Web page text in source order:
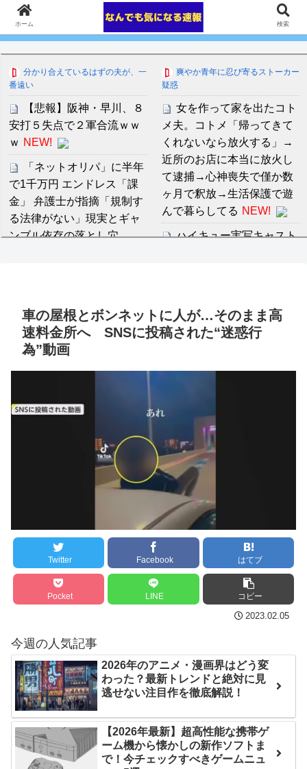
分かり合えているはずの夫が、一
番遠い
【悲報】阪神・早川、８
安打５失点で２軍合流ｗｗ
ｗ NEW!
「ネットオリパ」に半年
で1千万円 エンドレス「課
金」 弁護士が指摘「規制す
る法律がない」現実とギャ
ンブル依存の落とし穴
NEW!
【朗報】へずまりゅう、
熊本被災地でボランティア
活動をして皆を笑顔にする
ｗ NEW!
量に入ってくると市場から
駆逐されかねないからな。
自由な市場が原則とは言
クレバテスⅡ-魔獣の王と
偽りの勇者伝承- 第4話 感
想：敵を探すよりトアの書
を餌に誘き出す作戦！
分からないらしい
日本が北朝鮮に辛勝し二
次予選3連勝も、海外ファン
は采配に辛辣「おそろしい
内容の後半」「今日の森保
はチキン」
爽やか青年に忍び寄るストーカー
疑惑
女を作って家を出たコト
メ夫。コトメ「帰ってきて
くれないなら放火する」→
近所のお店に本当に放火し
て逮捕→心神喪失で僅か数
ヶ月で釈放→生活保護で遊
んで暮らしてる NEW!
ハイキュー実写キャスト
の大迫力白おっぱい！！
セ・リーグ出塁回数ラン
8/3まで
Ｗ杯１次Ｌ敗退の韓国 議員
が「なぜ負けたのか？」ソ
ン・フンミン先発落ちは
「監督の報復」
すまん熊本やがコンビニ
に食品も水もない
ディズニーが「大課金時
代」に突入！アトラクショ
ンパスがどれもこれも1500
円の課金チケに
海外「日本よ、お前がナ
ンバーワンだ」 熊本地震直
に世界が衝撃
【第7話予告】水10ドラ
マ『ラムネモンキー』 トレ
ンディなクリスマスイヴ
2/25(水)
36歳の彼女と結婚したい
車の屋根とボンネットに人が…そのまま高
速料金所へ SNSに投稿された“迷惑行
為”動画
Twitter Facebook はてブ
Pocket LINE コピー
2023.02.05
今週の人気記事
2026年のアニメ・漫画界はどう変
わった？最新トレンドと絶対に見
逃せない注目作を徹底解説！
【2026年最新】超高性能な携帯ゲ
ーム機から懐かしの新作ソフトま
で！今チェックすべきゲームニュ
ホーム 検索